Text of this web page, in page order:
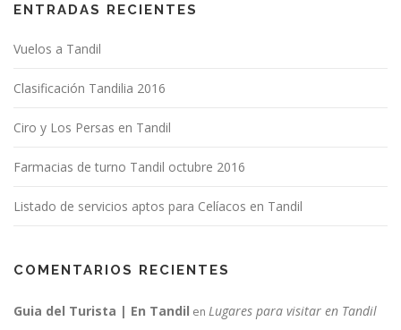
ENTRADAS RECIENTES
Vuelos a Tandil
Clasificación Tandilia 2016
Ciro y Los Persas en Tandil
Farmacias de turno Tandil octubre 2016
Listado de servicios aptos para Celíacos en Tandil
COMENTARIOS RECIENTES
Guia del Turista | En Tandil en Lugares para visitar en Tandil